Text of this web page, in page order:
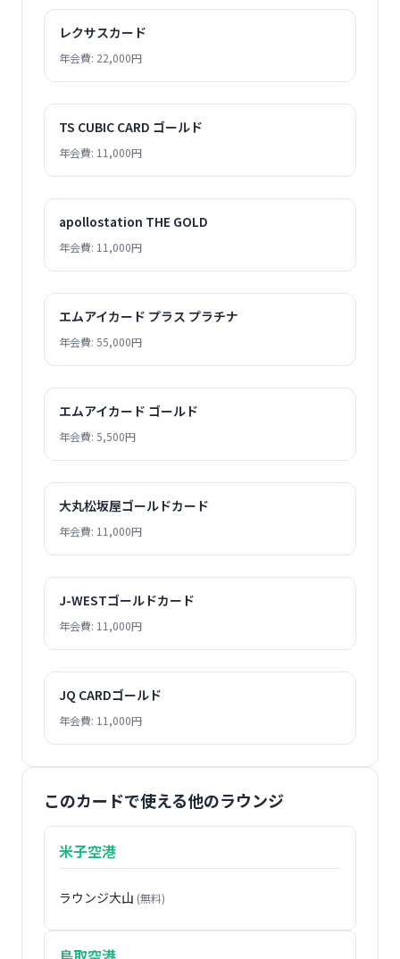
レクサスカード
年会費: 22,000円
TS CUBIC CARD ゴールド
年会費: 11,000円
apollostation THE GOLD
年会費: 11,000円
エムアイカード プラス プラチナ
年会費: 55,000円
エムアイカード ゴールド
年会費: 5,500円
大丸松坂屋ゴールドカード
年会費: 11,000円
J-WESTゴールドカード
年会費: 11,000円
JQ CARDゴールド
年会費: 11,000円
このカードで使える他のラウンジ
米子空港
ラウンジ大山 (無料)